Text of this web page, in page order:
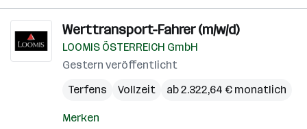
Werttransport-Fahrer (m/w/d)
LOOMIS ÖSTERREICH GmbH
Gestern veröffentlicht
Terfens
Vollzeit ab 2.322,64 € monatlich
Merken